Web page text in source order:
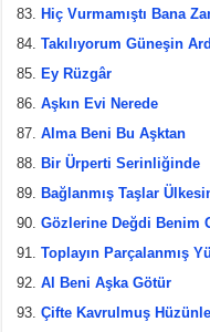
Hiç Vurmamıştı Bana
Takılıyorum Güneşin
Ey Rüzgâr
Aşkın Evi Nerede
Alma Beni Bu Aşktan
Bir Ürperti Serinliğinde
Bağlanmış Taşlar
Gözlerine Değdi Benim
Toplayın Parçalanmış
Al Beni Aşka Götür
Çifte Kavrulmuş